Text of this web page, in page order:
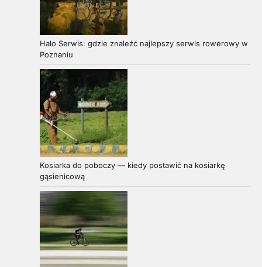
Halo Serwis: gdzie znaleźć najlepszy serwis rowerowy w
Poznaniu
Kosiarka do poboczy — kiedy postawić na kosiarkę
gąsienicową